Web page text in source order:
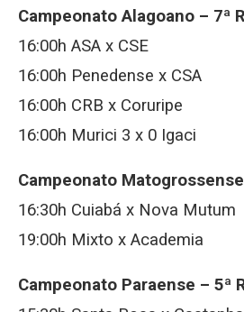
Campeonato Alagoano – 7ª
16:00h ASA x CSE
16:00h Penedense x CSA
16:00h CRB x Coruripe
16:00h Murici 3 x 0 Igaci
Campeonato
16:30h Cuiabá x Nova Mutum
19:00h Mixto x Academia
Campeonato Paraense – 5ª